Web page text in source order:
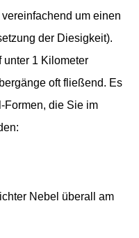
um einen
der Diesigkeit).
unter 1 Kilometer
oft fließend. Es
Formen, die Sie im
Nebel überall am